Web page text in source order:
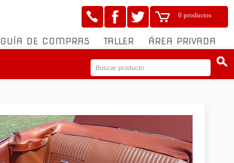
0 productos
GUÍA DE COMPRAS TALLER ÁREA PRIVADA